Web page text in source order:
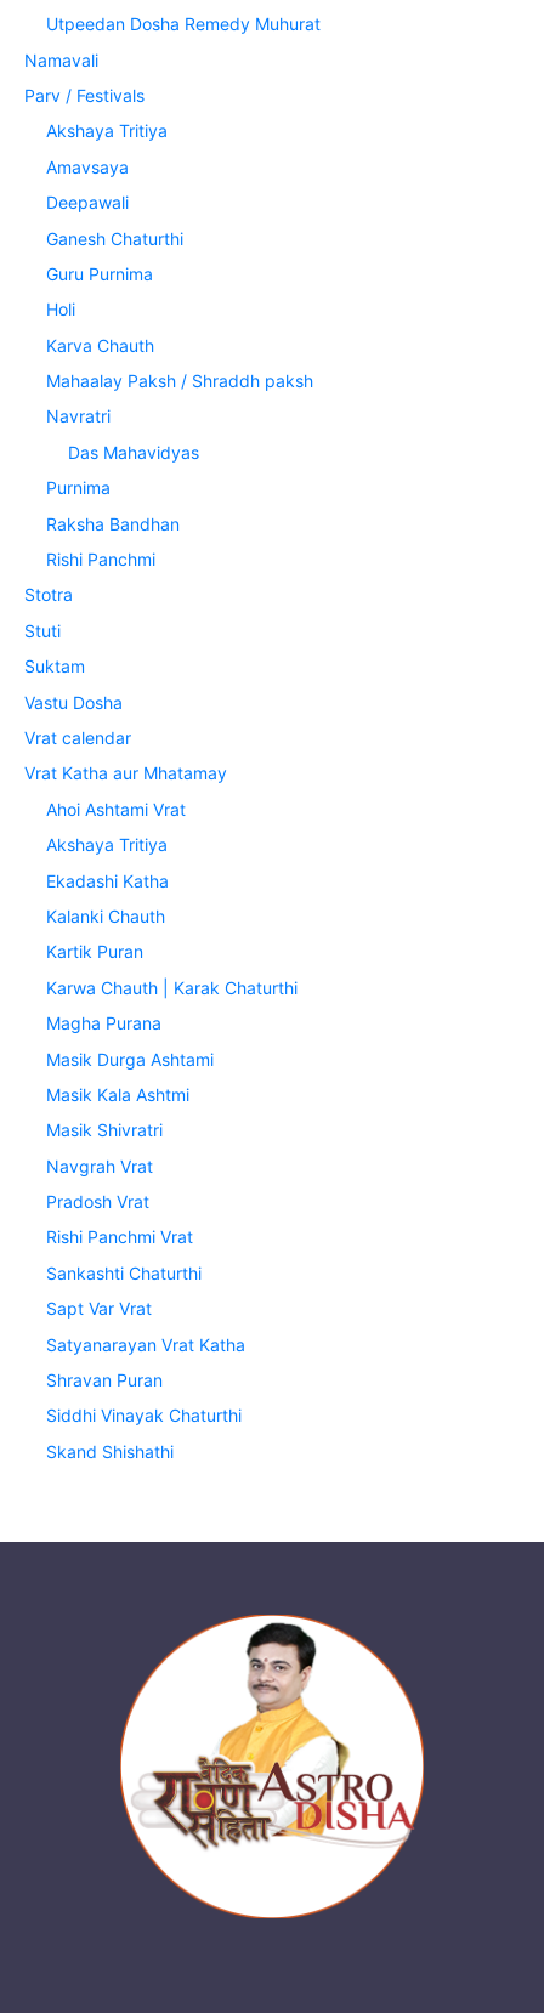
Utpeedan Dosha Remedy Muhurat
Namavali
Parv / Festivals
Akshaya Tritiya
Amavsaya
Deepawali
Ganesh Chaturthi
Guru Purnima
Holi
Karva Chauth
Mahaalay Paksh / Shraddh paksh
Navratri
Das Mahavidyas
Purnima
Raksha Bandhan
Rishi Panchmi
Stotra
Stuti
Suktam
Vastu Dosha
Vrat calendar
Vrat Katha aur Mhatamay
Ahoi Ashtami Vrat
Akshaya Tritiya
Ekadashi Katha
Kalanki Chauth
Kartik Puran
Karwa Chauth | Karak Chaturthi
Magha Purana
Masik Durga Ashtami
Masik Kala Ashtmi
Masik Shivratri
Navgrah Vrat
Pradosh Vrat
Rishi Panchmi Vrat
Sankashti Chaturthi
Sapt Var Vrat
Satyanarayan Vrat Katha
Shravan Puran
Siddhi Vinayak Chaturthi
Skand Shishathi